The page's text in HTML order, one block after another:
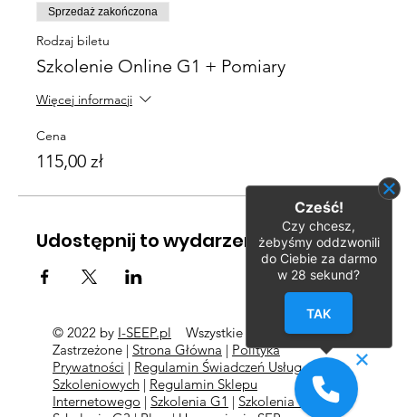
Sprzedaż zakończona
Rodzaj biletu
Szkolenie Online G1 + Pomiary
Więcej informacji
Cena
115,00 zł
Udostępnij to wydarzenie
© 2022 by I-SEEP.pl
Wszystkie Prawa
Zastrzeżone | Strona Główna | Polityka
Prywatności | Regulamin Świadczeń Usług
Szkoleniowych| Regulamin Sklepu
Internetowego | Szkolenia G1 | Szkolenia G2
l
Cześć!
Czy chcesz,
żebyśmy oddzwonili
do Ciebie za darmo
w 28 sekund?
TAK